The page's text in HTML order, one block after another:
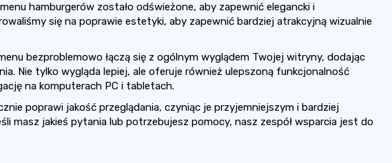
hamburgerów zostało odświeżone, aby zapewnić elegancki i
się na poprawie estetyki, aby zapewnić bardziej atrakcyjną wizualnie
bezproblemowo łączą się z ogólnym wyglądem Twojej witryny, dodając
Nie tylko wygląda lepiej, ale oferuje również ulepszoną funkcjonalność
na komputerach PC i tabletach.
poprawi jakość przeglądania, czyniąc je przyjemniejszym i bardziej
masz jakieś pytania lub potrzebujesz pomocy, nasz zespół wsparcia jest do